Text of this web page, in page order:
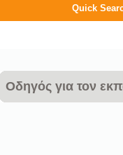
Quick
Οδηγός για τον